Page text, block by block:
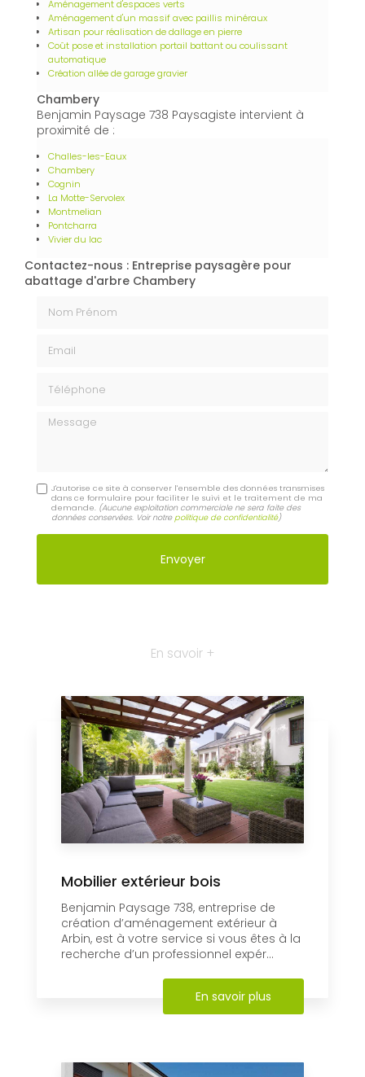
Aménagement d'espaces verts
Aménagement d'un massif avec paillis minéraux
Artisan pour réalisation de dallage en pierre
Coût pose et installation portail battant ou coulissant
automatique
Création allée de garage gravier
Chambery
Benjamin Paysage 738 Paysagiste intervient à
proximité de :
Challes-les-Eaux
Chambery
Cognin
La Motte-Servolex
Montmelian
Pontcharra
Vivier du lac
Contactez-nous : Entreprise paysagère pour
abattage d'arbre Chambery
Message
J'autorise ce site à conserver l'ensemble des données transmises
dans ce formulaire pour faciliter le suivi et le traitement de ma
demande. (Aucune exploitation commerciale ne sera faite des
données conservées. Voir notrepolitique de confidentialité)
En savoir +
Mobilier extérieur bois
Benjamin Paysage 738, entreprise de
création d’aménagement extérieur à
Arbin, est à votre service si vous êtes à la
recherche d’un professionnel expér...
En savoir plus